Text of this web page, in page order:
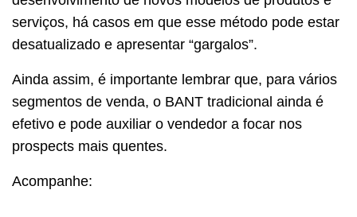
serviços, há casos em que esse método pode estar
desatualizado e apresentar “gargalos”.
Ainda assim, é importante lembrar que, para vários
segmentos de venda, o BANT tradicional ainda é
efetivo e pode auxiliar o vendedor a focar nos
prospects mais quentes.
Acompanhe: